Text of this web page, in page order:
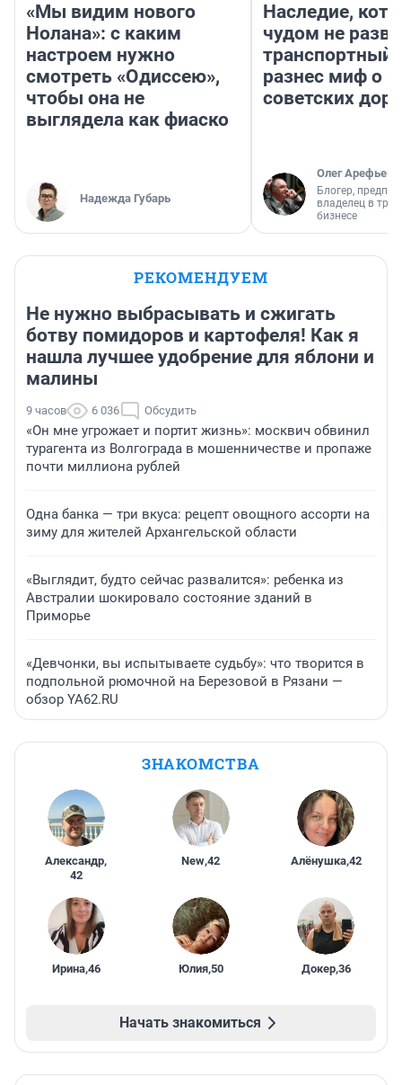
«Мы видим нового
Нолана»: с каким
настроем нужно
смотреть «Одиссею»,
чтобы она не
выглядела как фиаско
Надежда Губарь
Наследие,
чудом не
транспортный
разнес миф о
советских
Олег Арефьев
Блогер,
владелец в
бизнесе
РЕКОМЕНДУЕМ
Не нужно выбрасывать и сжигать
ботву помидоров и картофеля! Как я
нашла лучшее удобрение для яблони и
малины
9 часов 6 036 Обсудить
«Он мне угрожает и портит жизнь»: москвич обвинил
турагента из Волгограда в мошенничестве и пропаже
почти миллиона рублей
Одна банка — три вкуса: рецепт овощного ассорти на
зиму для жителей Архангельской области
«Выглядит, будто сейчас развалится»: ребенка из
Австралии шокировало состояние зданий в
Приморье
«Девчонки, вы испытываете судьбу»: что творится в
подпольной рюмочной на Березовой в Рязани —
обзор YA62.RU
ЗНАКОМСТВА
Александр,
42
New,42 Алёнушка,42
Ирина,46 Юлия,50 Докер,36
Начать знакомиться